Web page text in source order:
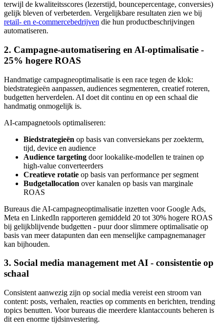
terwijl de kwaliteitsscores (lezerstijd, bouncepercentage, conversies)
gelijk bleven of verbeterden. Vergelijkbare resultaten zien we bij
retail- en e-commercebedrijven die hun productbeschrijvingen
automatiseren.
2. Campagne-automatisering en AI-optimalisatie -
25% hogere ROAS
Handmatige campagneoptimalisatie is een race tegen de klok:
biedstrategieën aanpassen, audiences segmenteren, creatief roteren,
budgetten herverdelen. AI doet dit continu en op een schaal die
handmatig onmogelijk is.
AI-campagnetools optimaliseren:
Biedstrategieën op basis van conversiekans per zoekterm,
tijd, device en audience
Audience targeting door lookalike-modellen te trainen op
high-value converteerders
Creatieve rotatie op basis van performance per segment
Budgetallocation over kanalen op basis van marginale
ROAS
Bureaus die AI-campagneoptimalisatie inzetten voor Google Ads,
Meta en LinkedIn rapporteren gemiddeld 20 tot 30% hogere ROAS
bij gelijkblijvende budgetten - puur door slimmere optimalisatie op
basis van meer datapunten dan een menselijke campagnemanager
kan bijhouden.
3. Social media management met AI - consistentie op
schaal
Consistent aanwezig zijn op social media vereist een stroom van
content: posts, verhalen, reacties op comments en berichten, trending
topics benutten. Voor bureaus die meerdere klantaccounts beheren is
dit een enorme tijdsinvestering.